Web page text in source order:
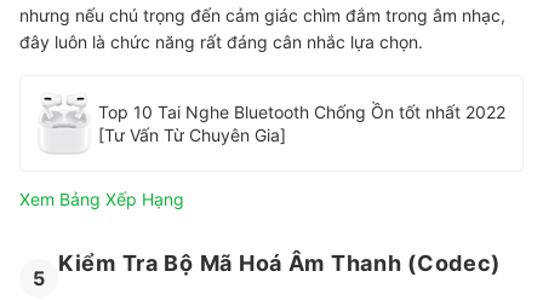
nhưng nếu chú trọng đến cảm giác chìm đắm trong âm nhạc,
đây luôn là chức năng rất đáng cân nhắc lựa chọn.
Top 10 Tai Nghe Bluetooth Chống Ồn tốt nhất 2022
[Tư Vấn Từ Chuyên Gia]
Xem Bảng Xếp Hạng
5
Kiểm Tra Bộ Mã Hoá Âm Thanh (Codec)